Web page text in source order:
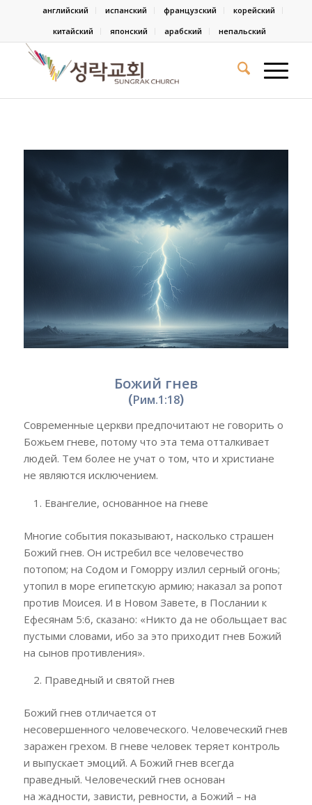
английский испанский французский
корейский
китайский
японский арабский непальский
Божий гнев
(Рим.1:18)
Современные церкви предпочитают не говорить о
Божьем гневе, потому что эта тема отталкивает
людей. Тем более не учат о том, что и христиане
не являются исключением.
Евангелие, основанное на гневе
Многие события показывают, насколько страшен
Божий гнев. Он истребил все человечество
потопом; на Содом и Гоморру излил серный огонь;
утопил в море египетскую армию; наказал за ропот
против Моисея. И в Новом Завете, в Послании к
Ефесянам 5:6, сказано: «Никто да не обольщает вас
пустыми словами, ибо за это приходит гнев Божий
на сынов противления».
Праведный и святой гнев
Божий гнев отличается от
несовершенного человеческого. Человеческий гнев
заражен грехом. В гневе человек теряет контроль
и выпускает эмоций. А Божий гнев всегда
праведный. Человеческий гнев основан
на жадности, зависти, ревности, а Божий – на